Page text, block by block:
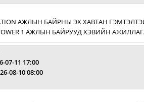
АЖЛЫН БАЙРНЫ ЭХ ХАВТАН
TOWER 1 АЖЛЫН БАЙРУУД ХЭВИЙН
07-11 17:00
08-10 08:00